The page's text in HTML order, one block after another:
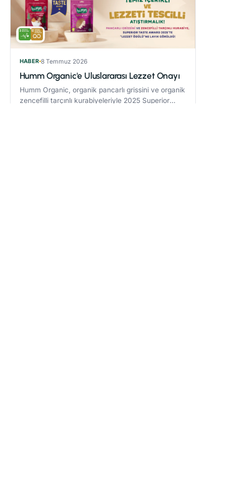
HABER 8 Temmuz 2026
Humm Organic'e Uluslararası Lezzet Onayı
Humm Organic, organik pancarlı grissini ve organik
zencefilli tarçınlı kurabiyeleriyle 2025 Superior